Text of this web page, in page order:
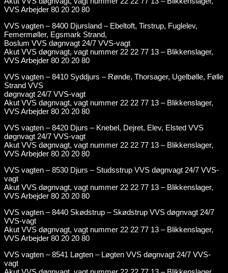
VVS Arbejder 80 20 20 80
VVS vagten – 8400 Djursland – Ebeltoft, Tirstrup, Fuglelev,
Femermøller, Egsmark Strand,
Boslum VVS døgnvagt 24/7 VVS-vagt
Akut VVS døgnvagt, vagt nummer 22 22 77 13 – Blikkenslager,
VVS Arbejder 80 20 20 80
VVS vagten – 8410 Syddjurs – Rønde, Thorsager, Ugelbølle, Følle
Strand VVS
døgnvagt 24/7 VVS-vagt
Akut VVS døgnvagt, vagt nummer 22 22 77 13 – Blikkenslager,
VVS Arbejder 80 20 20 80
VVS vagten – 8420 Djurs – Knebel, Dejret, Elev, Elsted VVS
døgnvagt 24/7 VVS-vagt
Akut VVS døgnvagt, vagt nummer 22 22 77 13 – Blikkenslager,
VVS Arbejder 80 20 20 80
VVS vagten – 8530 Djurs – Studsstrup VVS døgnvagt 24/7 VVS-
vagt
Akut VVS døgnvagt, vagt nummer 22 22 77 13 – Blikkenslager,
VVS Arbejder 80 20 20 80
VVS vagten – 8440 Skødstrup – Skødstrup VVS døgnvagt 24/7
VVS-vagt
Akut VVS døgnvagt, vagt nummer 22 22 77 13 – Blikkenslager,
VVS Arbejder 80 20 20 80
VVS vagten – 8541 Løgten – Løgten VVS døgnvagt 24/7 VVS-
vagt